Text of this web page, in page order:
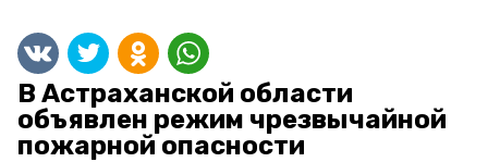
В Астраханской области
объявлен режим чрезвычайной
пожарной опасности